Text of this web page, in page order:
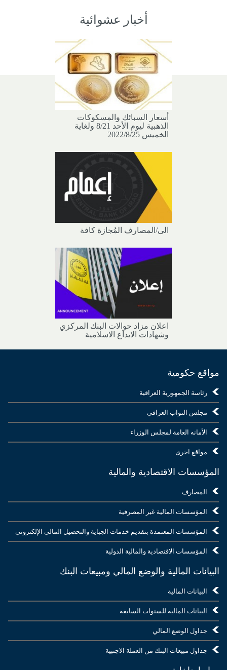
أخبار عشوائية
أسعار السبائك والمسكوكات
الذهبية ليوم الأحد 8/21 ولغاية
الخميس 2022/8/25
الى/المصارف المُجازة كافة
اعلان مزاد حوالات البنك المركزي
وشهادات الايداع الاسلامية
مواقع حكومية
رئاسة الجمهورية العراقية
مجلس النواب العراقي
الأمانه العامة لمجلس الوزراء
مواقع اخرى
المؤسسات الاقتصادية والمالية
المصارف
المؤسسات المالية غير المصرفية
المؤسسات المعتمدة بتقديم خدمات الجباية والتحصيل المالي الإلكتروني
المؤسسات الاقتصادية والمالية الدولية
البيانات المالية والوضع المالي ومبيعات البنك
البيانات المالية
البيانات المالية للسنوات السابقة
جداول الوضع المالي
جداول مبيعات البنك من العملة الاجنبية